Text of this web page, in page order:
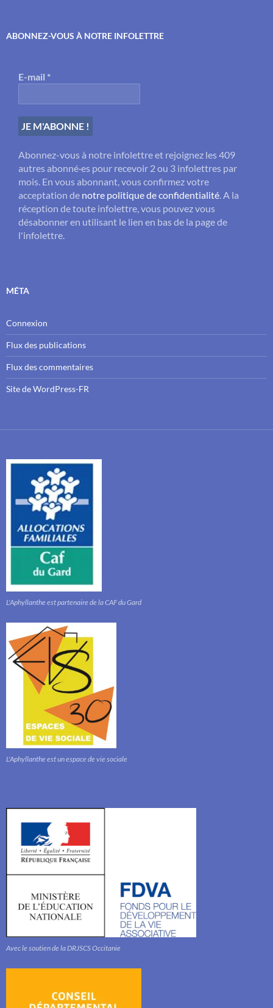
ABONNEZ-VOUS À NOTRE INFOLETTRE
E-mail *
Abonnez-vous à notre infolettre et rejoignez les 409
autres abonné·es pour recevoir 2 ou 3 infolettres par
mois. En vous abonnant, vous confirmez votre
acceptation de notre politique de confidentialité. A la
réception de toute infolettre, vous pouvez vous
désabonner en utilisant le lien en bas de la page de
l'infolettre.
MÉTA
Connexion
Flux des publications
Flux des commentaires
Site de WordPress-FR
L'Aphyllanthe est partenaire de la CAF du Gard
L'Aphyllanthe est un espace de vie sociale
Avec le soutien de la DRJSCS Occitanie